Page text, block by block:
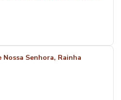
Nossa Senhora, Rainha